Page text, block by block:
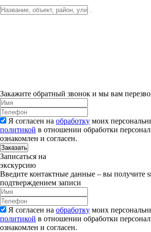
Закажите обратный звонок и мы вам
Я согласен на обработку моих
политикой в отношении обработки
ознакомлен и согласен.
Заказать
Записаться на
экскурсию
Введите контактные данные – вы получите
подтверждением записи
Я согласен на обработку моих
политикой в отношении обработки
ознакомлен и согласен.